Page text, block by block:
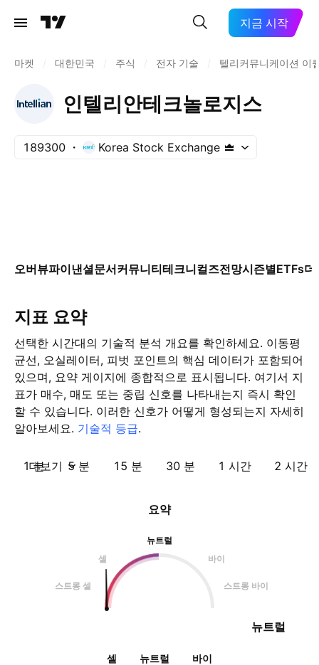
지금 시작
마켓 대한민국 주식 전자 기술 텔리커뮤니케이션 이
인텔리안테크놀로지스
189300 Korea Stock Exchange
오버뷰파이낸셜문서커뮤니티테크니컬즈전망시즌별ETFs더
지표 요약
선택한 시간대의 기술적 분석 개요를 확인하세요. 이동평
균선, 오실레이터, 피벗 포인트의 핵심 데이터가 포함되어
있으며, 요약 게이지에 종합적으로 표시됩니다. 여기서 지
표가 매수, 매도 또는 중립 신호를 나타내는지 즉시 확인
할 수 있습니다. 이러한 신호가 어떻게 형성되는지 자세히
알아보세요. 기술적 등급.
1 분 5 분 15 분 30 분 1 시간 2 시간
더보기
요약
뉴트럴
셀
바이
스트롱 셀 스트롱 바이
뉴트럴
셀 뉴트럴 바이